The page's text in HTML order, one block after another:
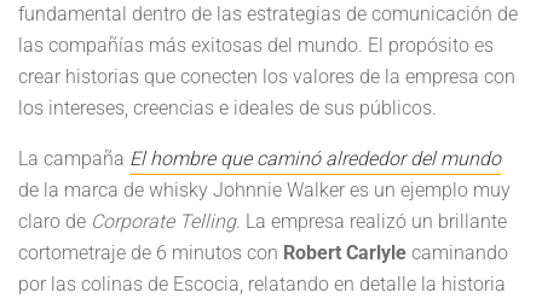
fundamental dentro de las estrategias de comunicación de
las compañías más exitosas del mundo. El propósito es
crear historias que conecten los valores de la empresa con
los intereses, creencias e ideales de sus públicos.
La campaña El hombre que caminó alrededor del mundo
de la marca de whisky Johnnie Walker es un ejemplo muy
claro de Corporate Telling. La empresa realizó un brillante
cortometraje de 6 minutos con Robert Carlyle caminando
por las colinas de Escocia, relatando en detalle la historia